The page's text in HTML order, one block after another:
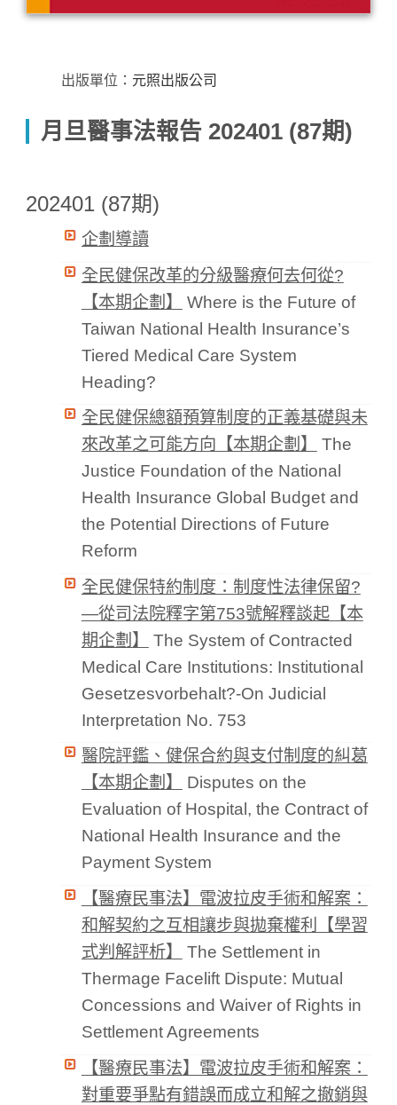
出版單位： 元照出版公司
月旦醫事法報告 202401 (87期)
202401 (87期)
企劃導讀
全民健保改革的分級醫療何去何從?
【本期企劃】
Where is the Future of
Taiwan National Health Insurance’s
Tiered Medical Care System
Heading?
全民健保總額預算制度的正義基礎與未
來改革之可能方向【本期企劃】
The
Justice Foundation of the National
Health Insurance Global Budget and
the Potential Directions of Future
Reform
全民健保特約制度：制度性法律保留?
—從司法院釋字第753號解釋談起【本
期企劃】
The System of Contracted
Medical Care Institutions: Institutional
Gesetzesvorbehalt?-On Judicial
Interpretation No. 753
醫院評鑑、健保合約與支付制度的糾葛
【本期企劃】
Disputes on the
Evaluation of Hospital, the Contract of
National Health Insurance and the
Payment System
【醫療民事法】電波拉皮手術和解案：
和解契約之互相讓步與拋棄權利【學習
式判解評析】
The Settlement in
Thermage Facelift Dispute: Mutual
Concessions and Waiver of Rights in
Settlement Agreements
【醫療民事法】電波拉皮手術和解案：
對重要爭點有錯誤而成立和解之撤銷與